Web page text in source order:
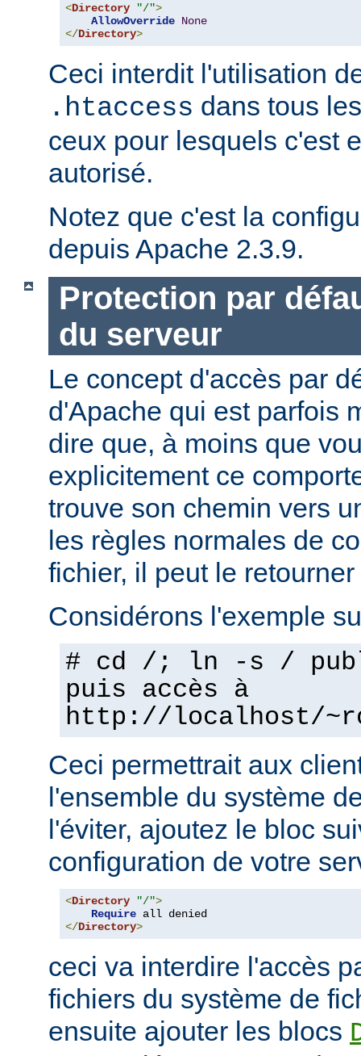
<Directory "/">
AllowOverride None
</Directory>
Ceci interdit l'utilisation
.htaccess dans tous
ceux pour lesquels c'est
autorisé.
Notez que c'est la
depuis Apache 2.3.9.
Protection par
du serveur
Le concept d'accès par
d'Apache qui est parfois
dire que, à moins que
explicitement ce
trouve son chemin vers
les règles normales de
fichier, il peut le
Considérons l'exemple
# cd /; ln -s /
puis accès à
http://localhost/
Ceci permettrait aux
l'ensemble du système
l'éviter, ajoutez le bloc
configuration de votre
<Directory "/">
Require
</Directory>
ceci va interdire l'accès
fichiers du système de
ensuite ajouter les blocs